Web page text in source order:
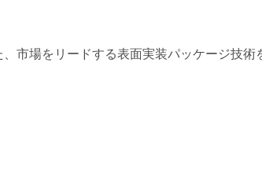
市場をリードする表面実装パッケージ技術